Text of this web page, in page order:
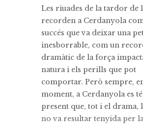
Les riuades de la tardor de
recorden a Cerdanyola
succés que va deixar una
inesborrable, com un
dramàtic de la força
natura i els perills que pot
comportar. Però sempre,
moment, a Cerdanyola es
present que, tot i el drama,
no va resultar tenyida per